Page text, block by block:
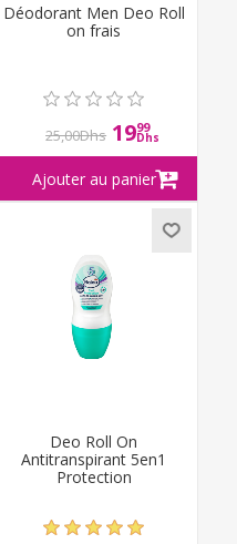
Déodorant Men Deo Roll
on frais
25,00Dhs 1999
Dhs
Deo Roll On
Antitranspirant 5en1
Protection